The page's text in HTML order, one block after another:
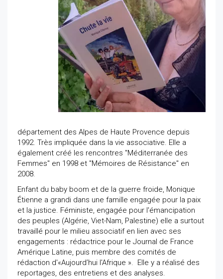
département des Alpes de Haute Provence depuis
1992. Très impliquée dans la vie associative. Elle a
également créé les rencontres "Méditerranée des
Femmes" en 1998 et "Mémoires de Résistance" en
2008.
Enfant du baby boom et de la guerre froide, Monique
Étienne a grandi dans une famille engagée pour la paix
et la justice. Féministe, engagée pour l'émancipation
des peuples (Algérie, Viet-Nam, Palestine) elle a surtout
travaillé pour le milieu associatif en lien avec ses
engagements : rédactrice pour le Journal de France
Amérique Latine, puis membre des comités de
rédaction d'«Aujourd’hui l'Afrique ». Elle y a réalisé des
reportages, des entretiens et des analyses.